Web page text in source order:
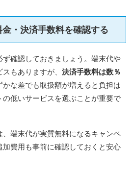
「実際の評判や口コミが気になる」「他社の決済端
はないでしょうか。 キャッシュレス決済を導入する
際は、端末の使いやすさやランニングコスト、トラ
ペイターミナルは、キャンペーンを活用すれば端末
業者でも利用しやすいのが特長です。 この記事で
は、楽天ペイターミナルの良い口コミ・悪い口コミ
をもとに、実際の評判や使い勝手をご紹介します。
あわせて、メリット・デメリットや向いている店舗
の特徴についても解説していますので、導入を検討
している方はぜひ参考にしてみてください。
・決済手数料を確認する
ず確認しておきましょう。端末代や
もありますが、 決済手数料は数％
かな差でも取扱額が増えると負担は
低いサービスを選ぶことが重要で
、端末代が実質無料になるキャンペ
費用も事前に確認しておくと安心